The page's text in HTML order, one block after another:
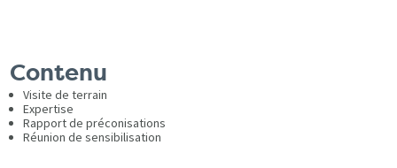
Contenu
Visite de terrain
Expertise
Rapport de préconisations
Réunion de sensibilisation